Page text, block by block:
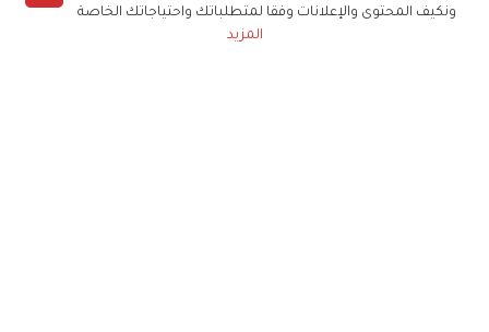
ونكيف المحتوى والإعلانات وفقا لمتطلباتك واحتياجاتك الخاصة
المزيد